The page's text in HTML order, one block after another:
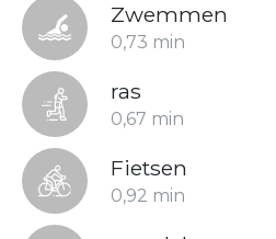
Zwemmen
0,73 min
ras
0,67 min
Fietsen
0,92 min